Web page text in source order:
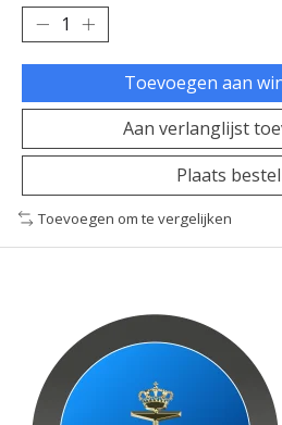
Toevoegen aan
Aan verlanglijst
Plaats
Toevoegen om te vergelijken